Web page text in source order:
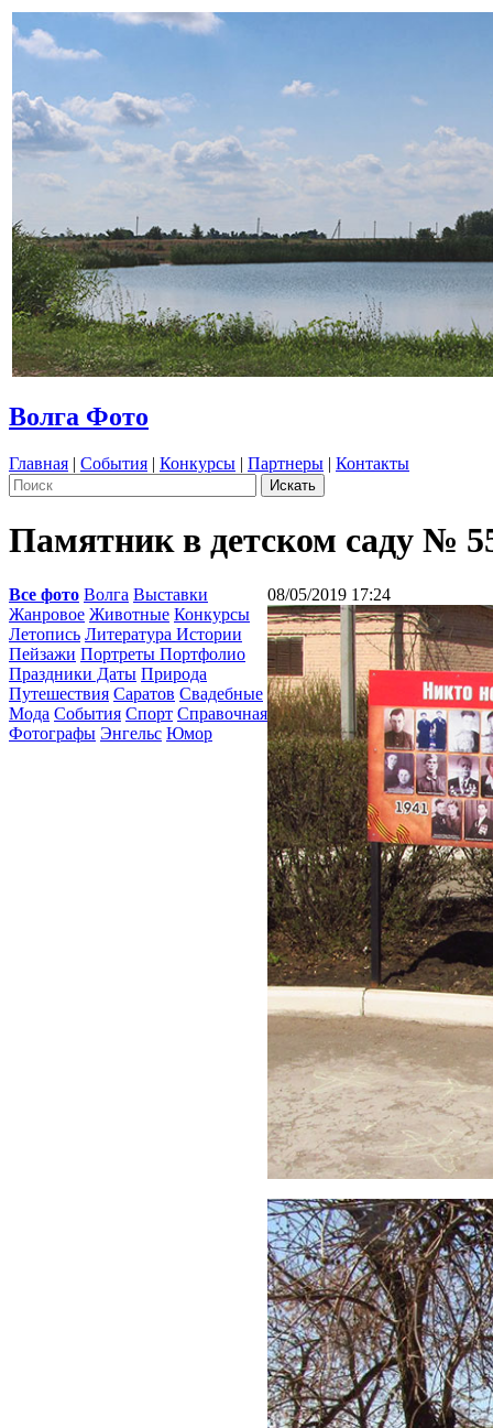
Волга Фото
Главная | События | Конкурсы | Партнеры | Контакты
Памятник в детском саду №
Все фото Волга Выставки
Жанровое Животные Конкурсы
Летопись Литература Истории
Пейзажи Портреты Портфолио
Праздники Даты Природа
Путешествия Саратов Свадебные
Мода События Спорт Справочная
Фотографы Энгельс Юмор
08/05/2019 17:24